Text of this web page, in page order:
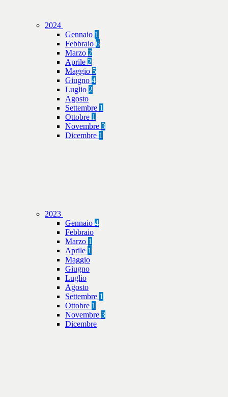
2024
Gennaio 1
Febbraio 6
Marzo 2
Aprile 2
Maggio 5
Giugno 4
Luglio 2
Agosto
Settembre 1
Ottobre 1
Novembre 3
Dicembre 1
2023
Gennaio 4
Febbraio
Marzo 1
Aprile 1
Maggio
Giugno
Luglio
Agosto
Settembre 1
Ottobre 1
Novembre 3
Dicembre